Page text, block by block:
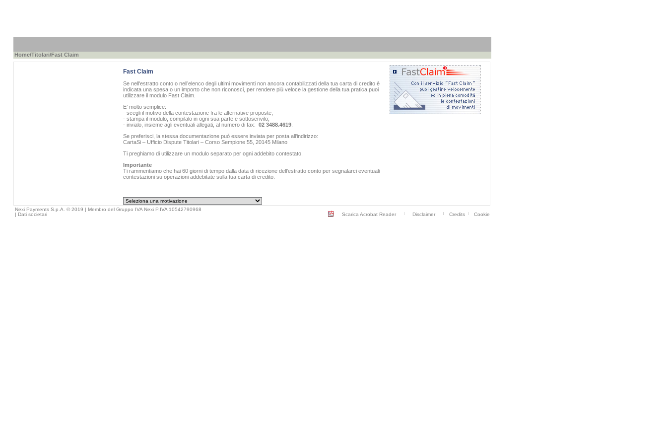
Home/Titolari/Fast Claim
Fast Claim
Se nell'estratto conto o nell’elenco degli ultimi movimenti non ancora contabilizzati della tua carta di credito è
indicata una spesa o un importo che non riconosci, per rendere più veloce la gestione della tua pratica puoi
utilizzare il modulo Fast Claim.
E’ molto semplice:
- scegli il motivo della contestazione fra le alternative proposte;
- stampa il modulo, compilalo in ogni sua parte e sottoscrivilo;
- invialo, insieme agli eventuali allegati, al numero di fax: 02 3488.4619.
Se preferisci, la stessa documentazione può essere inviata per posta all'indirizzo:
CartaSi – Ufficio Dispute Titolari – Corso Sempione 55, 20145 Milano
Ti preghiamo di utilizzare un modulo separato per ogni addebito contestato.
Importante
Ti rammentiamo che hai 60 giorni di tempo dalla data di ricezione dell’estratto conto per segnalarci eventuali
contestazioni su operazioni addebitate sulla tua carta di credito.
Nexi Payments S.p.A. © 2019 | Membro del Gruppo IVA Nexi P.IVA 10542790968
| Dati societari Scarica Acrobat Reader Disclaimer Credits Cookie